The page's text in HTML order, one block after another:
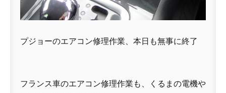
プジョーのエアコン修理作業、本日も無事に終了
フランス車のエアコン修理作業も、くるまの電機や